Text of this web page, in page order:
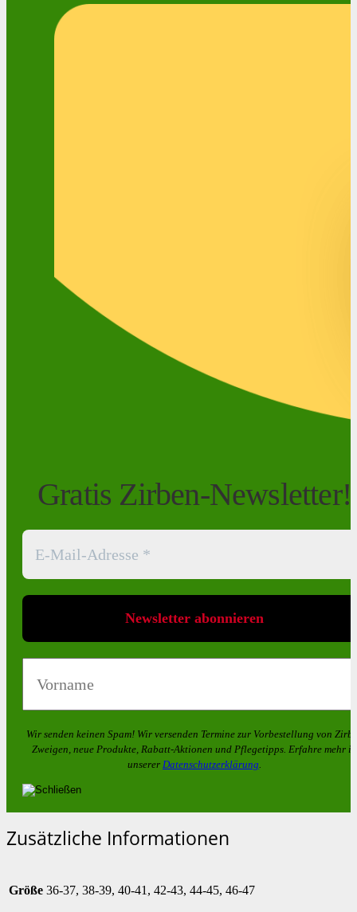
Gratis Zirben-Newsletter!
Wir senden keinen Spam! Wir versenden Termine zur Vorbestellung von
Zweigen , neue Produkte, Rabatt-Aktionen und Pflegetipps. Erfahre mehr in
unserer Datenschutzerklärung
Zusätzliche Informationen
Größe 36-37, 38-39, 40-41, 42-43, 44-45, 46-47